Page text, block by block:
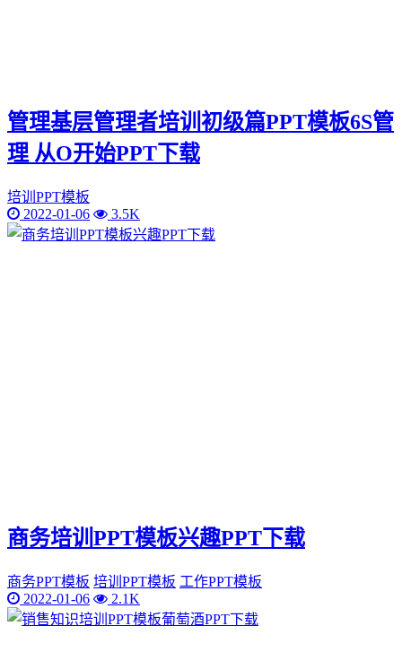
管理基层管理者培训初级篇PPT模板6S管
理 从O开始PPT下载
培训PPT模板
2022-01-06
3.5K
商务培训PPT模板兴趣PPT下载
商务PPT模板 培训PPT模板 工作PPT模板
2022-01-06
2.1K